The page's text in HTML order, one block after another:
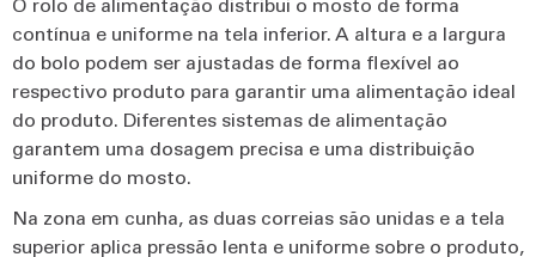
contínua e uniforme na tela inferior. A altura e a largura
do bolo podem ser ajustadas de forma flexível ao
respectivo produto para garantir uma alimentação ideal
do produto. Diferentes sistemas de alimentação
garantem uma dosagem precisa e uma distribuição
uniforme do mosto.
Na zona em cunha, as duas correias são unidas e a tela
superior aplica pressão lenta e uniforme sobre o produto,